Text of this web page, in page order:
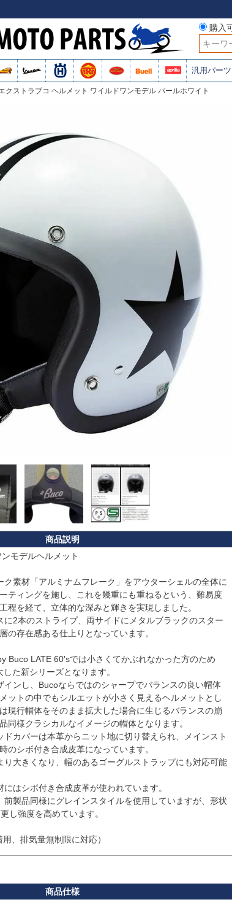
購入
検索
汎用パーツ
クストラブコ ヘルメット ワイルドワンモデル パールホワイト
モデルヘルメット
ク素材「アルミナムフレーク」をアウターシェルの全体に
ティングを施し、これを幾重にも重ねるという、難易度
程を経て、立体的な深みと輝きを実現しました。
に2本のストライプ、両サイドにメタルブラックのスター
の存在感ある仕上りとなっています。
Buco LATE 60'sでは小さくてかぶれなかった方のため
た新シリーズとなります。
インし、Bucoならではのシャープでバランスの良い帽体
ットの中でもシルエットが小さく見えるヘルメットとし
現行帽体をそのまま拡大した場合に生じるバランスの崩
同様クラシカルなイメージの帽体となります。
カバーは本革からニット地に切り替えられ、メインスト
のシボ付き合成皮革になっています。
り大きくなり、幅のあるゴーグルストラップにも対応可能
はシボ付き合成皮革が使われています。
前製品同様にグレインスタイルを使用していますが、形状
し強度を高めています。
、排気量無制限に対応）